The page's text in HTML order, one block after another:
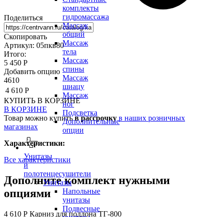
комплекты
гидромассажа
Массаж
общий
Массаж
тела
Массаж
спины
Массаж
шиацу
Массаж
ног
Подсветка
Дополнительные
опции
Унитазы
и
полотенцесушители
Унитазы
Напольные
унитазы
Подвесные
Поделиться
Скопировать
Артикул: 05пкв80
Итого:
5 450 Р
Добавить опцию
4610
4 610 Р
КУПИТЬ В КОРЗИНЕ
В КОРЗИНЕ
Товар можно купитьв рассрочку в наших розничных
магазинах
Характеристики:
Все характеристики
Дополните комплект нужными
опциями
4 610 Р Карниз для поддона TГ-800